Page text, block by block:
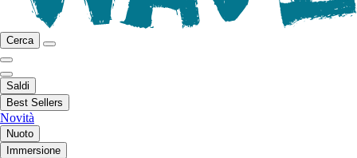
Cerca
Saldi
Best Sellers
Novità
Nuoto
Immersione